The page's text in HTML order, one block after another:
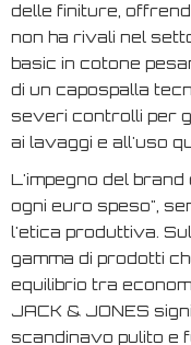
delle finiture,
non ha rivali nel
basic in cotone
di un capospalla
severi controlli per
ai lavaggi e all'uso
L'impegno del brand
ogni euro speso",
l'etica produttiva.
gamma di prodotti
equilibrio tra
JACK & JONES
scandinavo pulito e